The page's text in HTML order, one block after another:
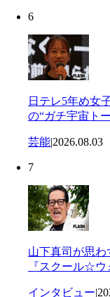
6
日テレ5年め女
の“ガチ宇宙ト
芸能|2026.08.03
7
山下真司が思わ
『スクール☆
インタビュー|